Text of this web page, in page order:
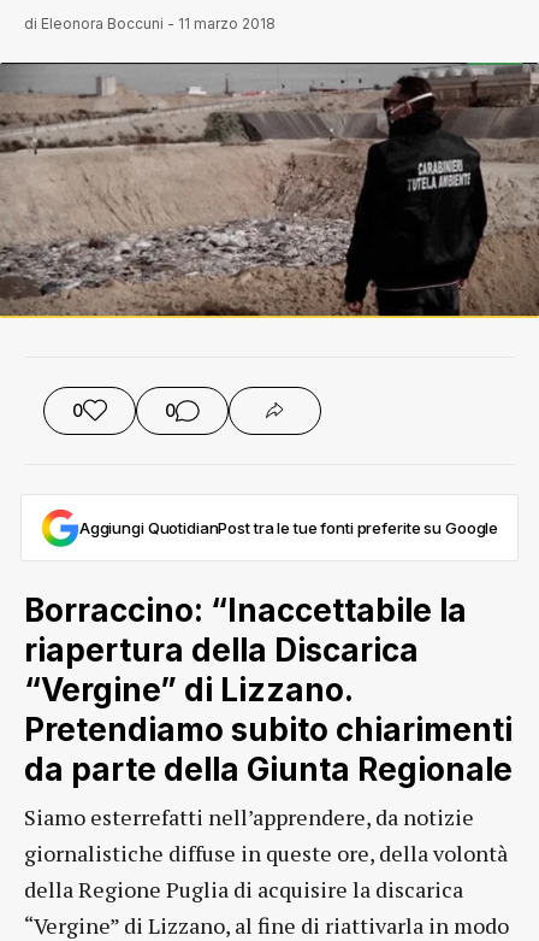
di Eleonora Boccuni - 11 marzo 2018
0 0
Aggiungi QuotidianPost tra le tue fonti preferite su Google
Borraccino: “Inaccettabile la
riapertura della Discarica
“Vergine” di Lizzano.
Pretendiamo subito chiarimenti
da parte della Giunta Regionale
Siamo esterrefatti nell’apprendere, da notizie
giornalistiche diffuse in queste ore, della volontà
della Regione Puglia di acquisire la discarica
“Vergine” di Lizzano, al fine di riattivarla in modo